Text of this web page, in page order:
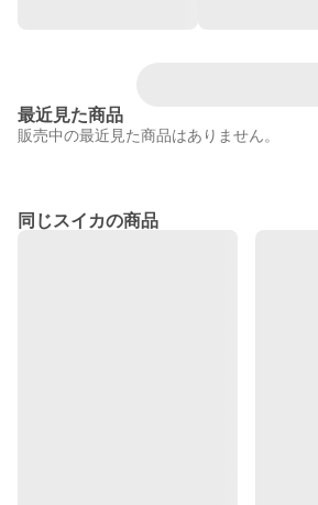
最近見た商品
販売中の最近見た商品はありません。
同じスイカの商品